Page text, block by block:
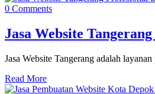
0 Comments
Jasa Website
Jasa Website Tangerang adalah
Read More